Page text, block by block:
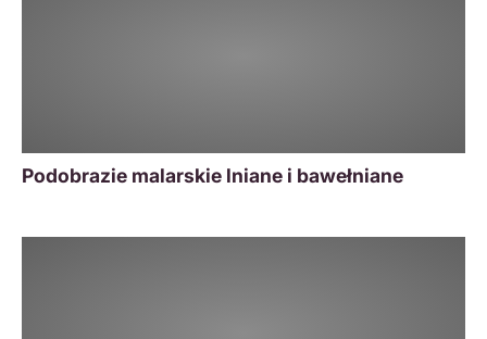
Podobrazie malarskie lniane i bawełniane